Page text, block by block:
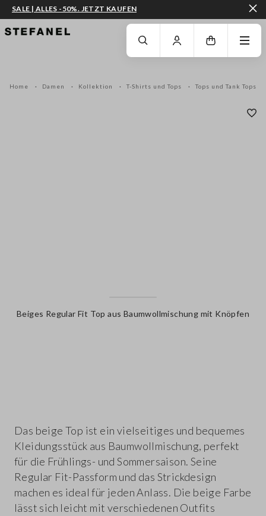
ZUM HAUPTINHALT SPRINGEN GEHEN SIE ZUM ENDE DER SEITE
SALE | ALLES -50%. JETZT KAUFEN
Home Damen Kollektion T-Shirts und Tops Tops und Tank Tops
Beiges Regular Fit Top aus Baumwollmischung mit Knöpfen
Das beige Top ist ein vielseitiges und bequemes
Kleidungsstück aus Baumwollmischung, perfekt
für die Frühlings- und Sommersaison. Seine
Regular Fit-Passform und das Strickdesign
machen es ideal für jeden Anlass. Die beige Farbe
lässt sich leicht mit verschiedenen Outfits